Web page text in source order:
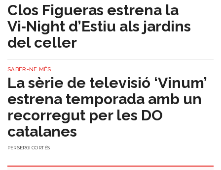
Clos Figueras estrena la
Vi‑Night d’Estiu als jardins
del celler
SABER-NE MÉS
La sèrie de televisió ‘Vinum’
estrena temporada amb un
recorregut per les DO
catalanes
PERSERGI CORTÉS